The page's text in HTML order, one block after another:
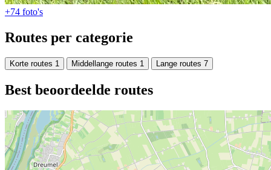
+74 foto's
Routes per categorie
Korte routes 1 Middellange routes 1 Lange routes 7
Best beoordeelde routes